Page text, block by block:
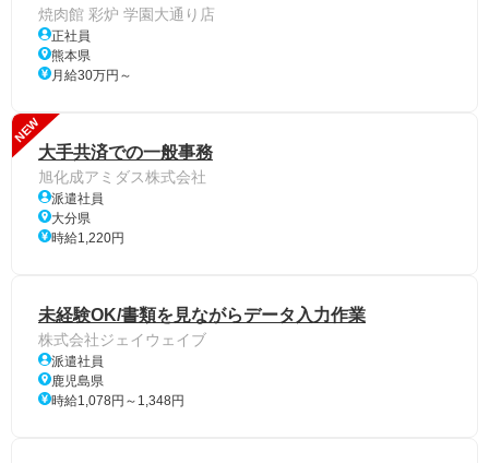
焼肉館 彩炉 学園大通り店
正社員
熊本県
月給30万円～
NEW
大手共済での一般事務
旭化成アミダス株式会社
派遣社員
大分県
時給1,220円
未経験OK/書類を見ながらデータ入力作業
株式会社ジェイウェイブ
派遣社員
鹿児島県
時給1,078円～1,348円